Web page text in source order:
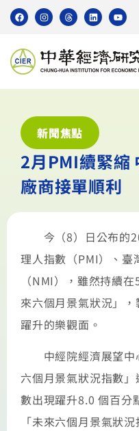
新聞焦點
2月PMI續緊縮
廠商接單順利
今（8）日公布的
理人指數（PMI）、臺
（NMI），雖然持續
來六個月景氣狀況」
躍升的樂觀面。
中經院經濟展望中
六個月景氣狀況指數
數出現躍升8.0 個百分
「未來六個月景氣狀